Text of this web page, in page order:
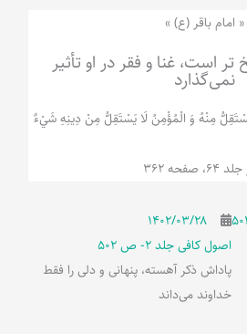
« امام باقر (ع) »
است، غنا و فقر در او تأثیر
نمی‌گذارد
مِنْهُ وَ الْمُؤْمِنُ لَا يَسْتَقِلُّ مِنْ دِينِهِ شَيْ‌ءٌ
صفحه 362
۱۴۰۲/۰۳/۲۸
اصول کافی جلد 2- ص 502
پاداش ذکر آهسته، پنهانی و دلی را فقط
خداوند می‌داند